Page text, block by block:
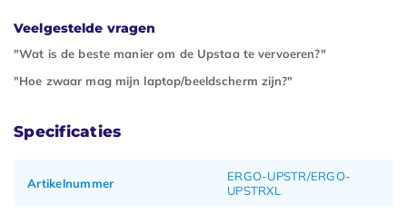
Veelgestelde vragen
"Wat is de beste manier om de Upstaa te vervoeren?"
"Hoe zwaar mag mijn laptop/beeldscherm zijn?"
Specificaties
Artikelnummer
ERGO-UPSTR/ERGO-
UPSTRXL